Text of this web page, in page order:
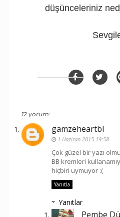
düşünceleriniz
12 yorum:
gamzeheartbl
1 Haziran 2015 19:58
Çok güzel bir yazı
BB kremleri
hiçbiri uymuyor :(
Yanıtla
Yanıtlar
Pembe